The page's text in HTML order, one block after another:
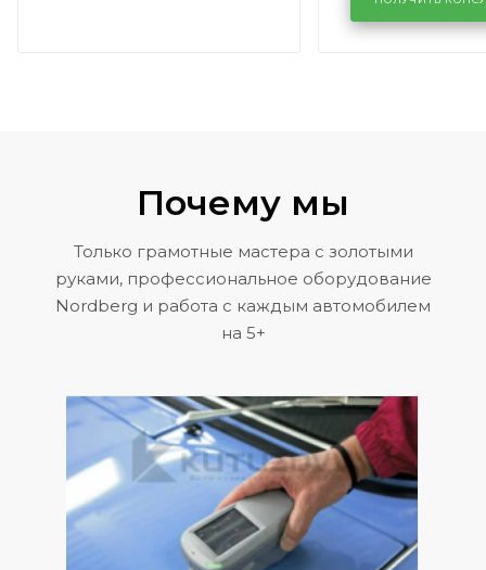
районе
Volkswagen
Почему мы
Только грамотные мастера с золотыми
руками, профессиональное оборудование
Nordberg и работа с каждым автомобилем
на 5+